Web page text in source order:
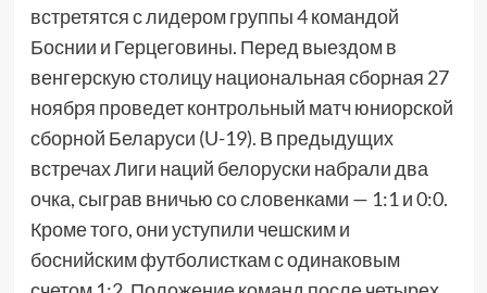
встретятся с лидером группы 4 командой
Боснии и Герцеговины. Перед выездом в
венгерскую столицу национальная сборная 27
ноября проведет контрольный матч юниорской
сборной Беларуси (U-19). В предыдущих
встречах Лиги наций белоруски набрали два
очка, сыграв вничью со словенками — 1:1 и 0:0.
Кроме того, они уступили чешским и
боснийским футболисткам с одинаковым